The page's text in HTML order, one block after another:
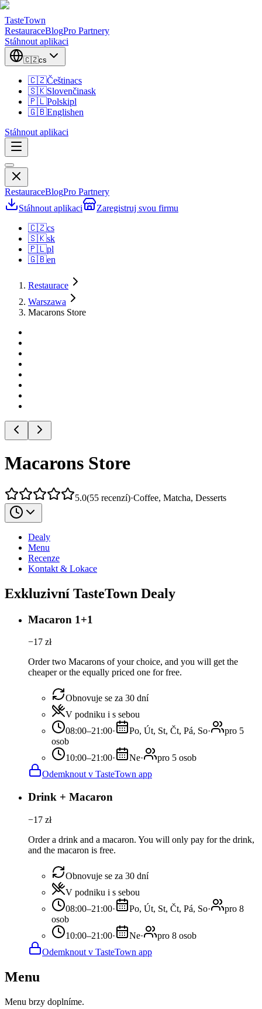
TasteTown
RestauraceBlogPro Partnery
Stáhnout aplikaci
🇨🇿cs
🇨🇿Češtinacs
🇸🇰Slovenčinask
🇵🇱Polskipl
🇬🇧Englishen
Stáhnout aplikaci
RestauraceBlogPro Partnery
Stáhnout aplikaci
Zaregistruj svou firmu
🇨🇿cs
🇸🇰sk
🇵🇱pl
🇬🇧en
Restaurace
Warszawa
Macarons Store
Macarons Store
5.0(55 recenzí)·Coffee, Matcha, Desserts
Dealy
Menu
Recenze
Kontakt & Lokace
Exkluzivní TasteTown Dealy
Macaron 1+1
−17 zł
Order two Macarons of your choice, and you will get the
cheaper or the equally priced one for free.
Obnovuje se za 30 dní
V podniku i s sebou
08:00–21:00· Po, Út, St, Čt, Pá, So·
pro 5
osob
10:00–21:00· Ne·
pro 5 osob
Odemknout v TasteTown app
Drink + Macaron
−17 zł
Order a drink and a macaron. You will only pay for the drink,
and the macaron is free.
Obnovuje se za 30 dní
V podniku i s sebou
08:00–21:00· Po, Út, St, Čt, Pá, So·
pro 8
osob
10:00–21:00· Ne·
pro 8 osob
Odemknout v TasteTown app
Menu
Menu brzy doplníme.